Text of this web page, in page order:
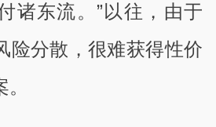
诸东流。”以往，由于
险分散，很难获得性价